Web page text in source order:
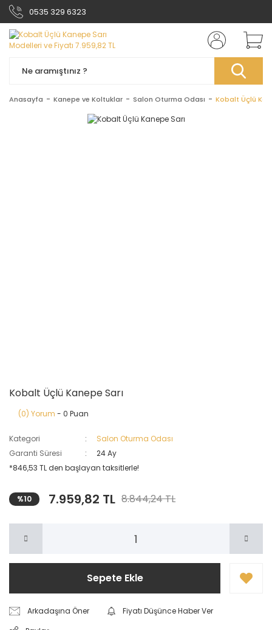
0535 329 6323
Anasayfa Kanepe ve Koltuklar Salon Oturma Odası Kobalt Üçlü
Kobalt Üçlü Kanepe Sarı
(0) Yorum - 0 Puan
Kategori
Salon Oturma Odası
Garanti Süresi
24 Ay
*846,53 TL den başlayan taksitlerle!
%10 7.959,82 TL 8.844,24 TL
Sepete Ekle
Arkadaşına Öner
Fiyatı Düşünce Haber Ver